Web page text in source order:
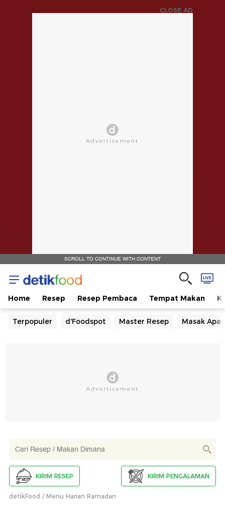
CLOSE AD
SCROLL TO CONTINUE WITH CONTENT
Home Resep Resep Pembaca Tempat Makan
Terpopuler d'Foodspot Master Resep Masak Apa
KIRIM RESEP KIRIM PENGALAMAN
detikFood Menu Harian Ramadan